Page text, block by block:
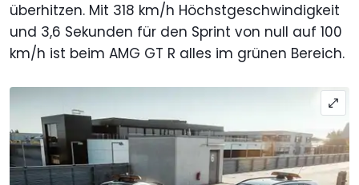
überhitzen. Mit 318 km/h Höchstgeschwindigkeit
und 3,6 Sekunden für den Sprint von null auf 100
km/h ist beim AMG GT R alles im grünen Bereich.